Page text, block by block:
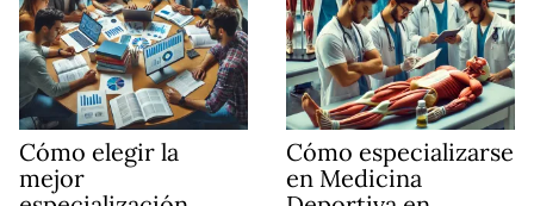
Cómo elegir la
mejor
Cómo especializarse
en Medicina